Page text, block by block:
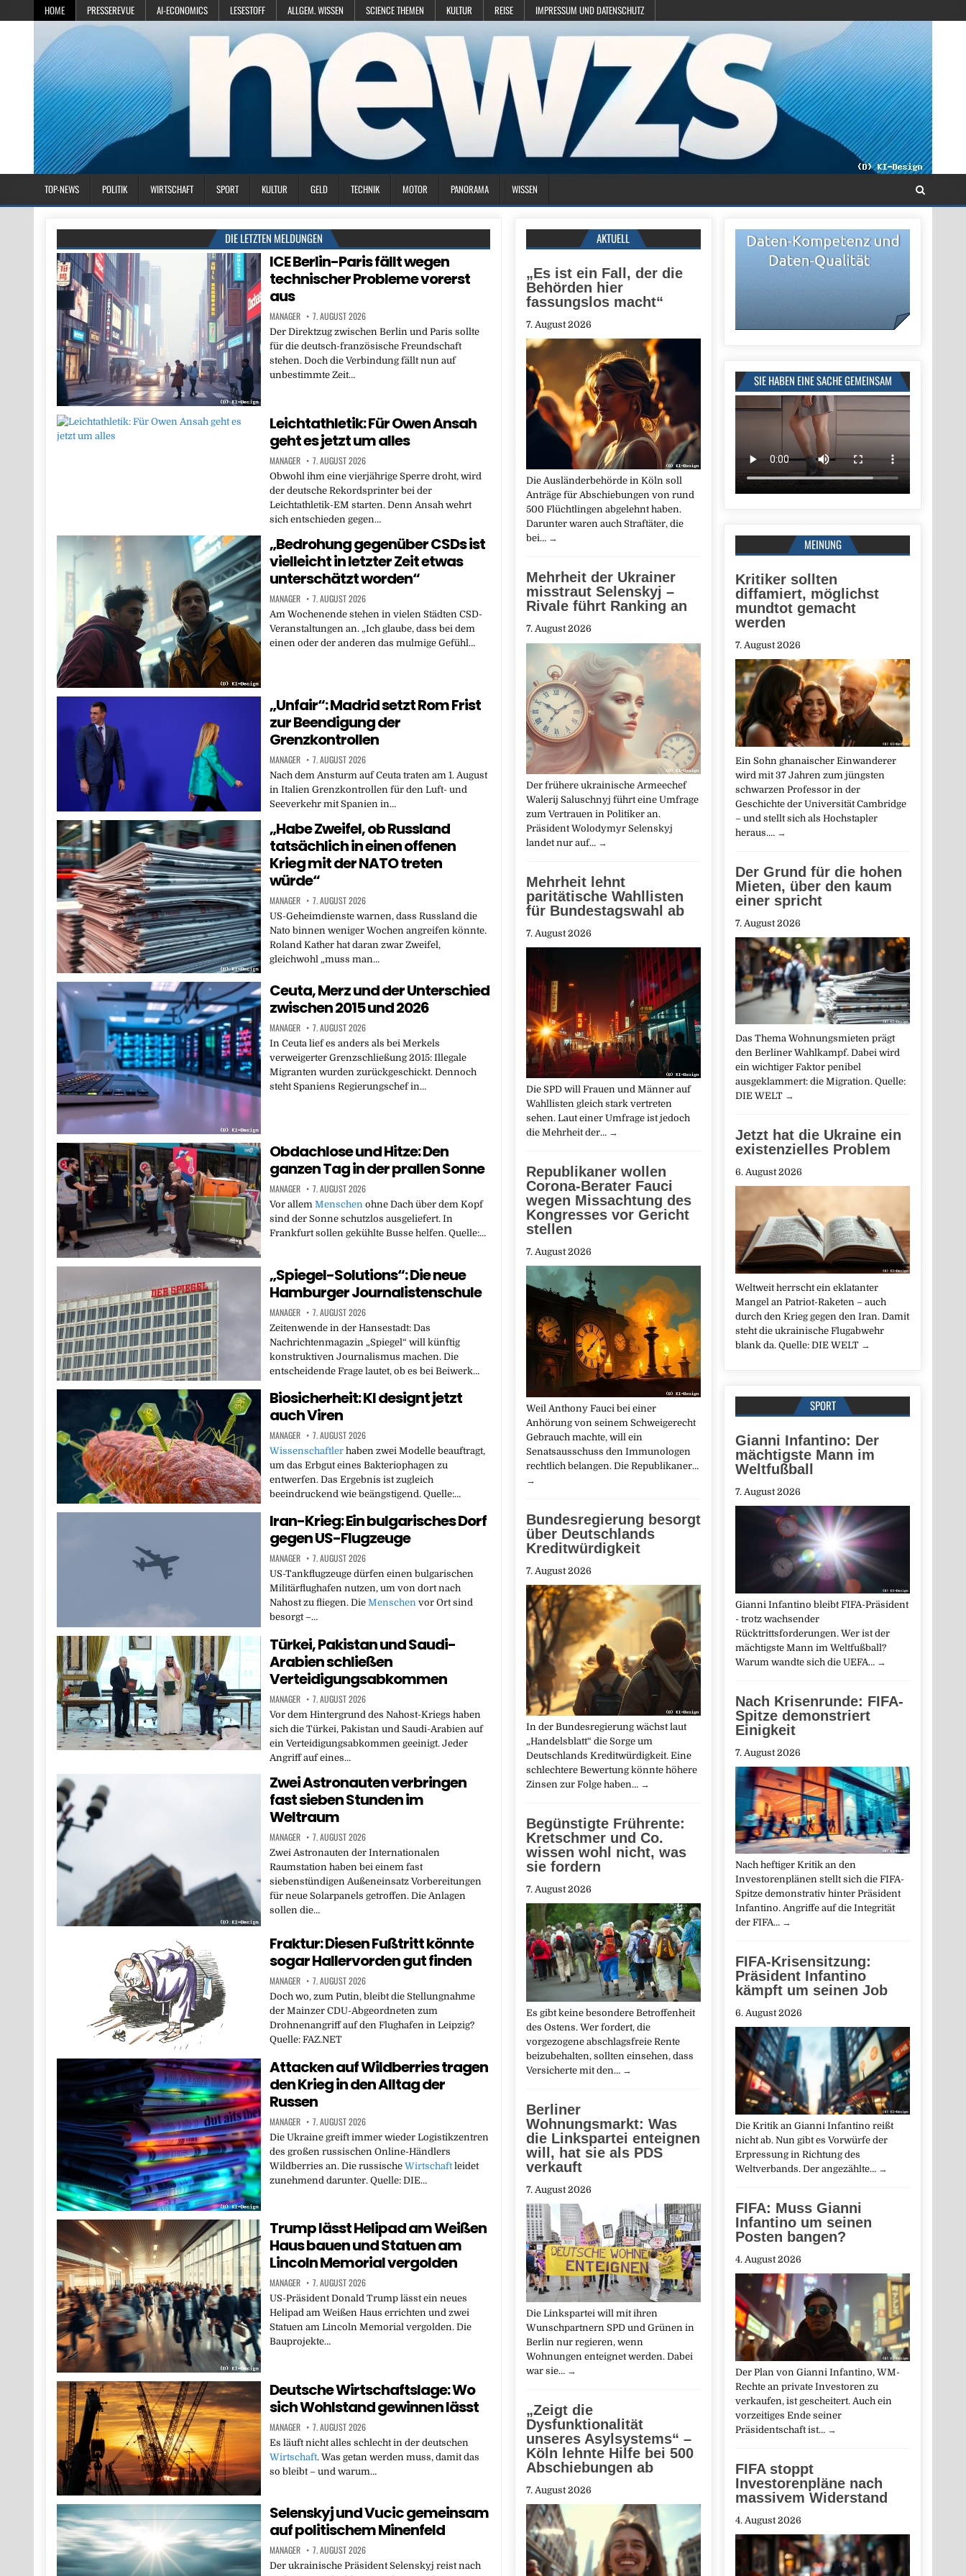
HOME PRESSEREVUE AI-ECONOMICS LESESTOFF ALLGEM. WISSEN SCIENCE THEMEN KULTUR REISE IMPRESSUM UND DATENSCHUTZ
TOP-NEWS POLITIK WIRTSCHAFT SPORT KULTUR GELD TECHNIK MOTOR PANORAMA WISSEN
DIE LETZTEN MELDUNGEN
ICE Berlin-Paris fällt wegen
technischer Probleme vorerst
aus
MANAGER 7. AUGUST 2026
Der Direktzug zwischen Berlin und Paris sollte
für die deutsch-französische Freundschaft
stehen. Doch die Verbindung fällt nun auf
unbestimmte Zeit…
Leichtathletik: Für Owen Ansah
geht es jetzt um alles
MANAGER 7. AUGUST 2026
Obwohl ihm eine vierjährige Sperre droht, wird
der deutsche Rekordsprinter bei der
Leichtathletik-EM starten. Denn Ansah wehrt
sich entschieden gegen…
„Bedrohung gegenüber CSDs ist
vielleicht in letzter Zeit etwas
unterschätzt worden“
MANAGER 7. AUGUST 2026
Am Wochenende stehen in vielen Städten CSD-
Veranstaltungen an. „Ich glaube, dass bei dem
einen oder der anderen das mulmige Gefühl…
„Unfair“: Madrid setzt Rom Frist
zur Beendigung der
Grenzkontrollen
MANAGER 7. AUGUST 2026
Nach dem Ansturm auf Ceuta traten am 1. August
in Italien Grenzkontrollen für den Luft- und
Seeverkehr mit Spanien in…
„Habe Zweifel, ob Russland
tatsächlich in einen offenen
Krieg mit der NATO treten
würde“
MANAGER 7. AUGUST 2026
US-Geheimdienste warnen, dass Russland die
Nato binnen weniger Wochen angreifen könnte.
Roland Kather hat daran zwar Zweifel,
gleichwohl „muss man…
Ceuta, Merz und der Unterschied
zwischen 2015 und 2026
MANAGER 7. AUGUST 2026
In Ceuta lief es anders als bei Merkels
verweigerter Grenzschließung 2015: Illegale
Migranten wurden zurückgeschickt. Dennoch
steht Spaniens Regierungschef in…
Obdachlose und Hitze: Den
ganzen Tag in der prallen Sonne
MANAGER 7. AUGUST 2026
Vor allem Menschenohne Dach über dem Kopf
sind der Sonne schutzlos ausgeliefert. In
Frankfurt sollen gekühlte Busse helfen. Quelle:…
„Spiegel-Solutions“: Die neue
Hamburger Journalistenschule
MANAGER 7. AUGUST 2026
Zeitenwende in der Hansestadt: Das
Nachrichtenmagazin „Spiegel“ will künftig
konstruktiven Journalismus machen. Die
entscheidende Frage lautet, ob es bei Beiwerk…
Biosicherheit: KI designt jetzt
auch Viren
MANAGER 7. AUGUST 2026
Wissenschaftlerhaben zwei Modelle beauftragt,
um das Erbgut eines Bakteriophagen zu
entwerfen. Das Ergebnis ist zugleich
beeindruckend wie beängstigend. Quelle:…
Iran-Krieg: Ein bulgarisches Dorf
gegen US-Flugzeuge
MANAGER 7. AUGUST 2026
US-Tankflugzeuge dürfen einen bulgarischen
Militärflughafen nutzen, um von dort nach
Nahost zu fliegen. Die Menschenvor Ort sind
besorgt –…
Türkei, Pakistan und Saudi-
Arabien schließen
Verteidigungsabkommen
MANAGER 7. AUGUST 2026
Vor dem Hintergrund des Nahost-Kriegs haben
sich die Türkei, Pakistan und Saudi-Arabien auf
ein Verteidigungsabkommen geeinigt. Jeder
Angriff auf eines…
Zwei Astronauten verbringen
fast sieben Stunden im
Weltraum
MANAGER 7. AUGUST 2026
Zwei Astronauten der Internationalen
Raumstation haben bei einem fast
siebenstündigen Außeneinsatz Vorbereitungen
für neue Solarpanels getroffen. Die Anlagen
sollen die…
Fraktur: Diesen Fußtritt könnte
sogar Hallervorden gut finden
MANAGER 7. AUGUST 2026
Doch wo, zum Putin, bleibt die Stellungnahme
der Mainzer CDU-Abgeordneten zum
Drohnenangriff auf den Flughafen in Leipzig?
Quelle: FAZ.NET
Attacken auf Wildberries tragen
den Krieg in den Alltag der
Russen
MANAGER 7. AUGUST 2026
Die Ukraine greift immer wieder Logistikzentren
des großen russischen Online-Händlers
Wildberries an. Die russische Wirtschaftleidet
zunehmend darunter. Quelle: DIE…
Trump lässt Helipad am Weißen
Haus bauen und Statuen am
Lincoln Memorial vergolden
MANAGER 7. AUGUST 2026
US-Präsident Donald Trump lässt ein neues
Helipad am Weißen Haus errichten und zwei
Statuen am Lincoln Memorial vergolden. Die
Bauprojekte…
Deutsche Wirtschaftslage: Wo
sich Wohlstand gewinnen lässt
MANAGER 7. AUGUST 2026
Es läuft nicht alles schlecht in der deutschen
Wirtschaft. Was getan werden muss, damit das
so bleibt – und warum…
Selenskyj und Vucic gemeinsam
auf politischem Minenfeld
MANAGER 7. AUGUST 2026
Der ukrainische Präsident Selenskyj reist nach
SIE HABEN EINE SACHE GEMEINSAM
MEINUNG
Kritiker sollten
diffamiert, möglichst
mundtot gemacht
werden
7. August 2026
Ein Sohn ghanaischer Einwanderer
wird mit 37 Jahren zum jüngsten
schwarzen Professor in der
Geschichte der Universität Cambridge
– und stellt sich als Hochstapler
heraus.… →
Der Grund für die hohen
Mieten, über den kaum
einer spricht
7. August 2026
Das Thema Wohnungsmieten prägt
den Berliner Wahlkampf. Dabei wird
ein wichtiger Faktor penibel
ausgeklammert: die Migration. Quelle:
DIE WELT →
Jetzt hat die Ukraine ein
existenzielles Problem
6. August 2026
Weltweit herrscht ein eklatanter
Mangel an Patriot-Raketen – auch
durch den Krieg gegen den Iran. Damit
steht die ukrainische Flugabwehr
blank da. Quelle: DIE WELT →
SPORT
Gianni Infantino: Der
mächtigste Mann im
Weltfußball
7. August 2026
Gianni Infantino bleibt FIFA-Präsident
- trotz wachsender
Rücktrittsforderungen. Wer ist der
mächtigste Mann im Weltfußball?
Warum wandte sich die UEFA… →
Nach Krisenrunde: FIFA-
Spitze demonstriert
Einigkeit
7. August 2026
Nach heftiger Kritik an den
Investorenplänen stellt sich die FIFA-
Spitze demonstrativ hinter Präsident
Infantino. Angriffe auf die Integrität
der FIFA… →
FIFA-Krisensitzung:
Präsident Infantino
kämpft um seinen Job
6. August 2026
Die Kritik an Gianni Infantino reißt
nicht ab. Nun gibt es Vorwürfe der
Erpressung in Richtung des
Weltverbands. Der angezählte… →
FIFA: Muss Gianni
Infantino um seinen
Posten bangen?
4. August 2026
Der Plan von Gianni Infantino, WM-
Rechte an private Investoren zu
verkaufen, ist gescheitert. Auch ein
vorzeitiges Ende seiner
Präsidentschaft ist… →
FIFA stoppt
Investorenpläne nach
massivem Widerstand
4. August 2026
AKTUELL
„Es ist ein Fall, der die
Behörden hier
fassungslos macht“
7. August 2026
Die Ausländerbehörde in Köln soll
Anträge für Abschiebungen von rund
500 Flüchtlingen abgelehnt haben.
Darunter waren auch Straftäter, die
bei… →
Mehrheit der Ukrainer
misstraut Selenskyj –
Rivale führt Ranking an
7. August 2026
Der frühere ukrainische Armeechef
Walerij Saluschnyj führt eine Umfrage
zum Vertrauen in Politiker an.
Präsident Wolodymyr Selenskyj
landet nur auf… →
Mehrheit lehnt
paritätische Wahllisten
für Bundestagswahl ab
7. August 2026
Die SPD will Frauen und Männer auf
Wahllisten gleich stark vertreten
sehen. Laut einer Umfrage ist jedoch
die Mehrheit der… →
Republikaner wollen
Corona-Berater Fauci
wegen Missachtung des
Kongresses vor Gericht
stellen
7. August 2026
Weil Anthony Fauci bei einer
Anhörung von seinem Schweigerecht
Gebrauch machte, will ein
Senatsausschuss den Immunologen
rechtlich belangen. Die Republikaner…
→
Bundesregierung besorgt
über Deutschlands
Kreditwürdigkeit
7. August 2026
In der Bundesregierung wächst laut
„Handelsblatt“ die Sorge um
Deutschlands Kreditwürdigkeit. Eine
schlechtere Bewertung könnte höhere
Zinsen zur Folge haben… →
Begünstigte Frührente:
Kretschmer und Co.
wissen wohl nicht, was
sie fordern
7. August 2026
Es gibt keine besondere Betroffenheit
des Ostens. Wer fordert, die
vorgezogene abschlagsfreie Rente
beizubehalten, sollten einsehen, dass
Versicherte mit den… →
Berliner
Wohnungsmarkt: Was
die Linkspartei enteignen
will, hat sie als PDS
verkauft
7. August 2026
Die Linkspartei will mit ihren
Wunschpartnern SPD und Grünen in
Berlin nur regieren, wenn
Wohnungen enteignet werden. Dabei
war sie… →
„Zeigt die
Dysfunktionalität
unseres Asylsystems“ –
Köln lehnte Hilfe bei 500
Abschiebungen ab
7. August 2026